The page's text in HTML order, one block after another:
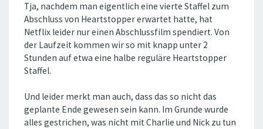
Tja, nachdem man eigentlich eine vierte Staffel zum
Abschluss von Heartstopper erwartet hatte, hat
Netflix leider nur einen Abschlussfilm spendiert. Von
der Laufzeit kommen wir so mit knapp unter 2
Stunden auf etwa eine halbe reguläre Heartstopper
Staffel.
Und leider merkt man auch, dass das so nicht das
geplante Ende gewesen sein kann. Im Grunde wurde
alles gestrichen, was nicht mit Charlie und Nick zu tun